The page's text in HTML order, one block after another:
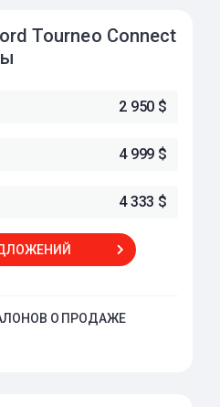
Tourneo Connect
2 950 $
4 999 $
4 333 $
О ПРОДАЖЕ